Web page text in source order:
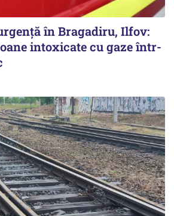
în Bragadiru, Ilfov:
intoxicate cu gaze într-